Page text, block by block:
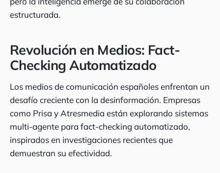
estructurada.
Revolución en Medios: Fact-
Checking Automatizado
Los medios de comunicación españoles enfrentan un
desafío creciente con la desinformación. Empresas
como Prisa y Atresmedia están explorando sistemas
multi-agente para fact-checking automatizado,
inspirados en investigaciones recientes que
demuestran su efectividad.